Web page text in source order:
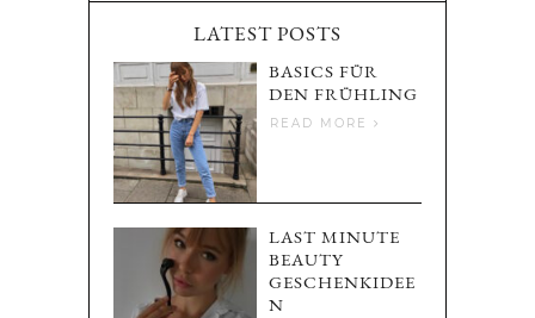
LATEST POSTS
BASICS FÜR
DEN FRÜHLING
READ MORE
LAST MINUTE
BEAUTY
GESCHENKIDEE
N